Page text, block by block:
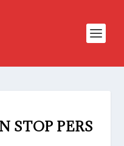
STOP PERS